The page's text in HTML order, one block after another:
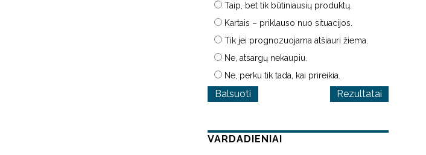
Taip, bet tik būtiniausių produktų.
Kartais – priklauso nuo situacijos.
Tik jei prognozuojama atšiauri žiema.
Ne, atsargų nekaupiu.
Ne, perku tik tada, kai prireikia.
Rezultatai
VARDADIENIAI